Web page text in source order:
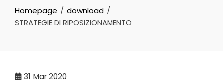
Homepage
download
STRATEGIE DI RIPOSIZIONAMENTO
31 Mar 2020